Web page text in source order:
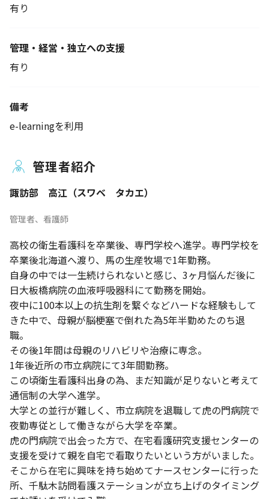
有り
管理・経営・独立への支援
有り
備考
e-learningを利用
管理者紹介
諏訪部 高江（スワベ タカエ）
管理者、看護師
高校の衛生看護科を卒業後、専門学校へ進学。専門学校を
卒業後北海道へ渡り、馬の生産牧場で1年勤務。
自身の中では一生続けられないと感じ、3ヶ月悩んだ後に
日大板橋病院の血液呼吸器科にて勤務を開始。
夜中に100本以上の抗生剤を繋ぐなどハードな経験もして
きた中で、母親が脳梗塞で倒れた為5年半勤めたのち退
職。
その後1年間は母親のリハビリや治療に専念。
1年後近所の市立病院にて3年間勤務。
この頃衛生看護科出身の為、まだ知識が足りないと考えて
通信制の大学へ進学。
大学との並行が難しく、市立病院を退職して虎の門病院で
夜勤専従として働きながら大学を卒業。
虎の門病院で出会った方で、在宅看護研究支援センターの
支援を受けて親を自宅で看取りたいという方がいました。
そこから在宅に興味を持ち始めてナースセンターに行った
所、千駄木訪問看護ステーションが立ち上げのタイミング